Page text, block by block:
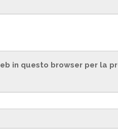
in questo browser per la